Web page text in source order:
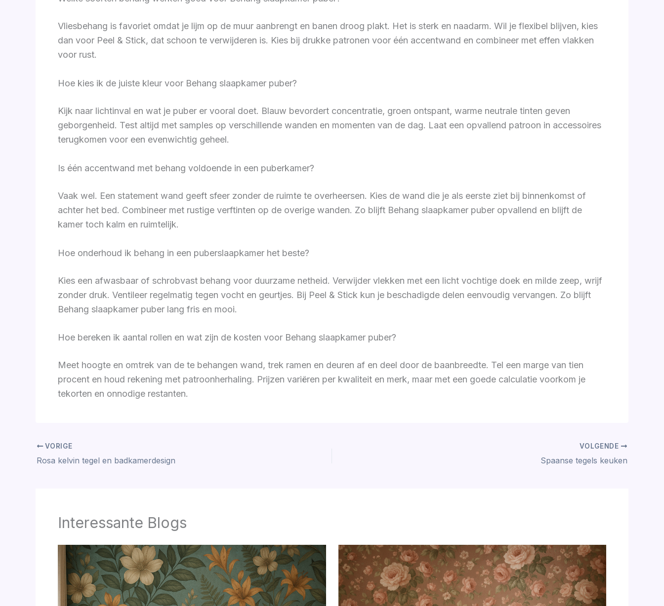
Vliesbehang is favoriet omdat je lijm op de muur aanbrengt en banen droog plakt. Het is sterk en naadarm. Wil je flexibel blijven, kies
dan voor Peel & Stick, dat schoon te verwijderen is. Kies bij drukke patronen voor één accentwand en combineer met effen vlakken
voor rust.
Hoe kies ik de juiste kleur voor Behang slaapkamer puber?
Kijk naar lichtinval en wat je puber er vooral doet. Blauw bevordert concentratie, groen ontspant, warme neutrale tinten geven
geborgenheid. Test altijd met samples op verschillende wanden en momenten van de dag. Laat een opvallend patroon in accessoires
terugkomen voor een evenwichtig geheel.
Is één accentwand met behang voldoende in een puberkamer?
Vaak wel. Een statement wand geeft sfeer zonder de ruimte te overheersen. Kies de wand die je als eerste ziet bij binnenkomst of
achter het bed. Combineer met rustige verftinten op de overige wanden. Zo blijft Behang slaapkamer puber opvallend en blijft de
kamer toch kalm en ruimtelijk.
Hoe onderhoud ik behang in een puberslaapkamer het beste?
Kies een afwasbaar of schrobvast behang voor duurzame netheid. Verwijder vlekken met een licht vochtige doek en milde zeep, wrijf
zonder druk. Ventileer regelmatig tegen vocht en geurtjes. Bij Peel & Stick kun je beschadigde delen eenvoudig vervangen. Zo blijft
Behang slaapkamer puber lang fris en mooi.
Hoe bereken ik aantal rollen en wat zijn de kosten voor Behang slaapkamer puber?
Meet hoogte en omtrek van de te behangen wand, trek ramen en deuren af en deel door de baanbreedte. Tel een marge van tien
procent en houd rekening met patroonherhaling. Prijzen variëren per kwaliteit en merk, maar met een goede calculatie voorkom je
tekorten en onnodige restanten.
VORIGE
Rosa kelvin tegel en badkamerdesign
VOLGENDE
Spaanse tegels keuken
Interessante Blogs